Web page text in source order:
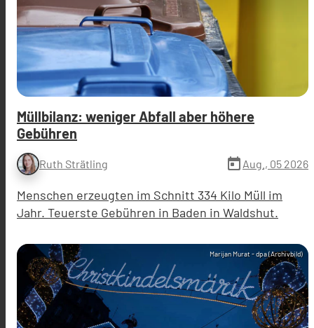
Müllbilanz: weniger Abfall aber höhere
Gebühren
Ruth Strätling today Aug., 05 2026
Menschen erzeugten im Schnitt 334 Kilo Müll im
Jahr. Teuerste Gebühren in Baden in Waldshut.
Marijan Murat - dpa (Archivbild)